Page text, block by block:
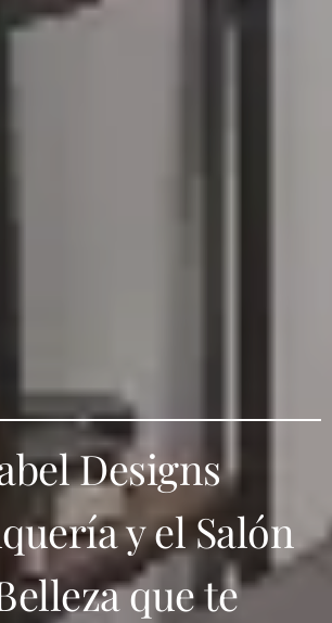
Designs
y el Salón
que te